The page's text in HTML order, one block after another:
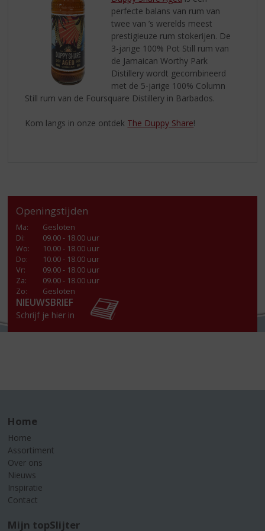
perfecte balans van rum van
twee van ’s werelds meest
prestigieuze rum stokerijen. De
3-jarige 100% Pot Still rum van
de Jamaican Worthy Park
Distillery wordt gecombineerd
met de 5-jarige 100% Column
Still rum van de Foursquare Distillery in Barbados.
Kom langs in onze ontdek The Duppy Share!
Openingstijden
Ma:
Gesloten
Di:
09.00 - 18.00 uur
Wo:
10.00 - 18.00 uur
Do:
10.00 - 18.00 uur
Vr:
09.00 - 18.00 uur
Za:
09.00 - 18.00 uur
Zo:
Gesloten
NIEUWSBRIEF
Schrijf je hier in
Home
Home
Assortiment
Over ons
Nieuws
Inspiratie
Contact
Mijn topSlijter